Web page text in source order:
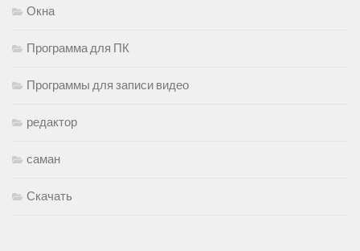
Окна
Программа для ПК
Программы для записи видео
редактор
саман
Скачать